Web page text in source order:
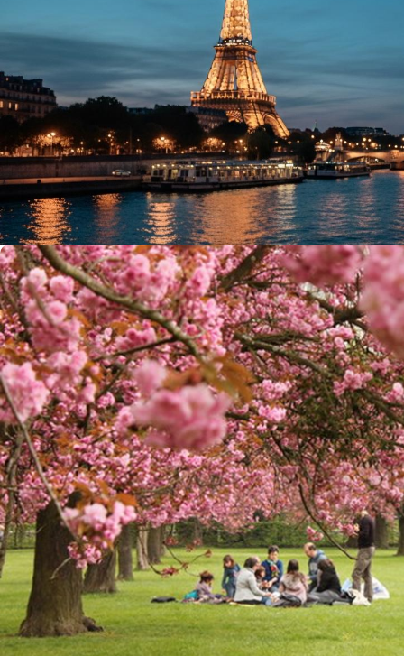
10 Điểm Nhấn Khi Du Thuyền Sông Seine Buổi Tối...
16/01/2026 admin